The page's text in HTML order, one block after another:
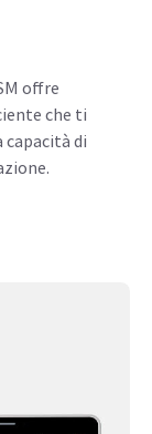
offre
che ti
di